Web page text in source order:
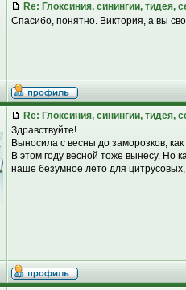
Re: Глоксиния, синингии, тидея,
Спасибо, понятно. Виктория, а вы
Re: Глоксиния, синингии, тидея,
Здравствуйте!
Выносила с весны до заморозков,
В этом году весной тоже вынесу. Но
наше безумное лето для